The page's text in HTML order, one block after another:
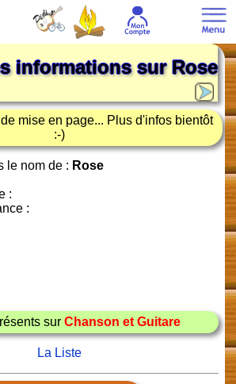
informations surRose
mise en page... Plus d'infos bientôt
:-)
le nom de : Rose
:
:
sur Chanson et Guitare
La Liste